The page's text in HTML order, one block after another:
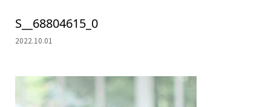
S__68804615_0
2022.10.01